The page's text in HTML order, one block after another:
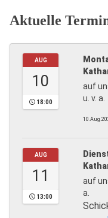
Aktuelle
AUG
10
18:00
auf
u. v. a.
AUG
11
13:00
auf
a.